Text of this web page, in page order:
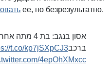
ее, но безрезультатно.
אסון בנגב: בת
ברכבt.co/kp7jSXpCJ3
4epOhXMxcc